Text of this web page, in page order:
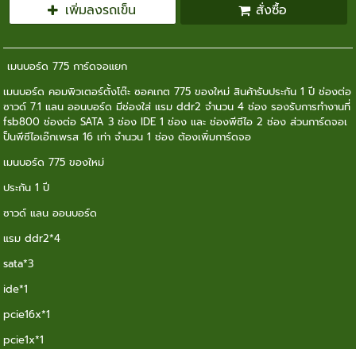
เพิ่มลงรถเข็น สั่งซื้อ
เมนบอร์ด 775 การ์ดจอแยก
เมนบอร์ด คอมพิวเตอร์ตั้งโต๊ะ ซอคเกต 775 ของใหม่ สินค้ารับประกัน 1 ปี ช่องต่อ
ซาวด์ 7.1 แลน ออนบอร์ด มีช่องใส่ แรม ddr2 จำนวน 4 ช่อง รองรับการทำงานที่
fsb800 ช่องต่อ SATA 3 ช่อง IDE 1 ช่อง และ ช่องพีซีไอ 2 ช่อง ส่วนการ์ดจอเ
ป็นพีซีไอเอ๊กเพรส 16 เท่า จำนวน 1 ช่อง ต้องเพิ่มการ์ดจอ
เมนบอร์ด 775 ของใหม่
ประกัน 1 ปี
ซาวด์ แลน ออนบอร์ด
แรม ddr2*4
sata*3
ide*1
pcie16x*1
pcie1x*1